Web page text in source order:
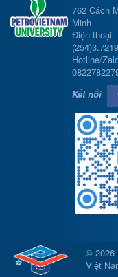
762 Cách
Minh
Điện thoại:
Hotline/
Kết nối
© 2026
Việt